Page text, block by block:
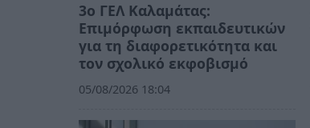
3ο ΓΕΛ Καλαμάτας:
Επιμόρφωση εκπαιδευτικών
για τη διαφορετικότητα και
τον σχολικό εκφοβισμό
05/08/2026 18:04